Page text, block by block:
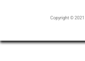
Copyright © 2021